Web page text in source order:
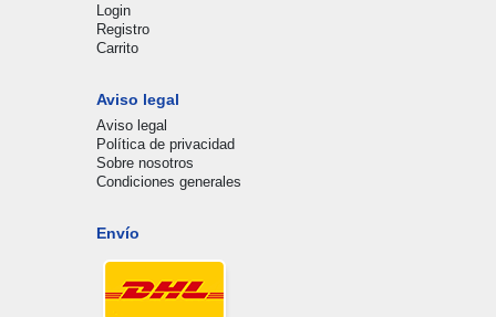
Login
Registro
Carrito
Aviso legal
Aviso legal
Política de privacidad
Sobre nosotros
Condiciones generales
Envío